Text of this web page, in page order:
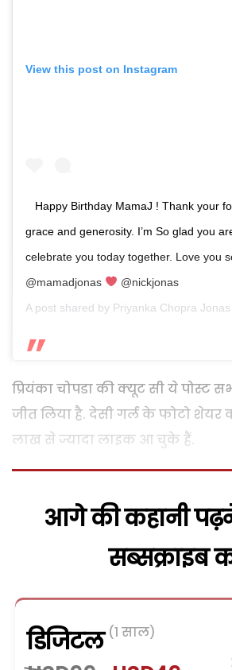
View this post on Instagram
Happy Birthday MamaJ ! Thank your
grace and generosity. I’m So glad you
celebrate you today together. Love you
@mamadjonas
@nickjonas
A post shared by Priyanka Chopra Jonas
प्रियंका चोपडा की क्यूट सी ये पोस्ट
जीत लिया है. देसी गर्ल के फोटो शेयर
लाख से ज्यादा लाइक आ चुके हैं.
आगे की कहानी
सब्सक्राइब
डिजिटल (1 साल)